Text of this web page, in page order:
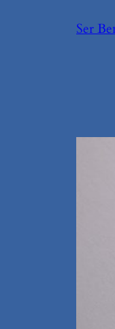
Ser